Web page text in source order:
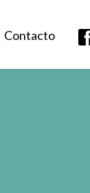
Contacto